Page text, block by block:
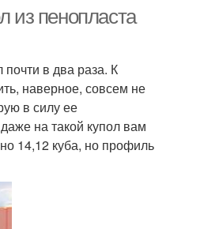
из пенопласта
в два раза. К
наверное, совсем не
в силу ее
на такой купол вам
14,12 куба, но профиль